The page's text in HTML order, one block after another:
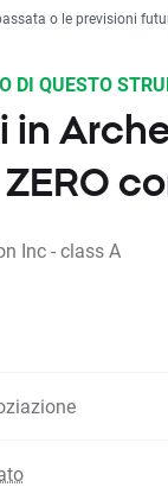
o le previsioni
DI QUESTO
in
Inc - class A